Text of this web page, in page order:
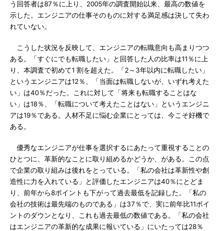
う回答者は87％に上り、2005年の調査開始以来、最高の数値を
示した。エンジニアの仕事そのものに対する満足感は決して失わ
れていない。
こうした状況を反映して、エンジニアの転職意向も高まりつつ
ある。「すぐにでも転職したい」と回答した人の比率は11％に上
り、本調査で初めて1 割を超えた。「2～3年以内に転職したい」
というエンジニアは12％、「当面は転職しないが、いずれ考えた
い」は40％だった。これに対して「将来も転職することはな
い」は18％、「転職について考えたことはない」というエンジニ
アは19％である。人材不足に悩む企業にとっては、今こそ好機で
ある。
優秀なエンジニアが仕事を選択するにあたって重視することの
ひとつに、革新的なことに取り組めるかどうか、がある。この点
で企業の取り組みは後れをとっている。「私の会社は革新性や創
造性に力を入れている」と評価したエンジニアは40％にとどま
り、前年から8ポイントも下がって過去最低を記録した。「私の
会社の技術は最先端のものである」は37％で、実に前年比11ポイ
ントのダウンとなり、これも過去最低の数値である。「私の会社
はエンジニアの革新的な成果に報いている」にいたっては28％